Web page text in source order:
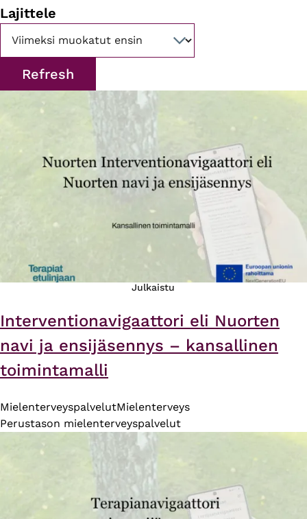
Lajittele
Julkaistu
Interventionavigaattori eli Nuorten
navi ja ensijäsennys – kansallinen
toimintamalli
MielenterveyspalvelutMielenterveys
Perustason mielenterveyspalvelut